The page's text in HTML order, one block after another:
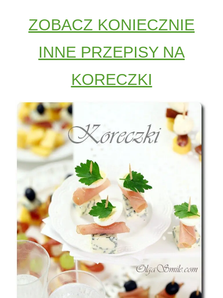
ZOBACZ KONIECZNIE
INNE PRZEPISY NA
KORECZKI